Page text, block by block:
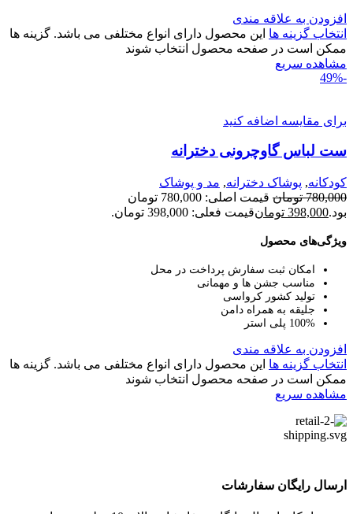
افزودن به علاقه مندی
انتخاب گزینه ها این محصول دارای انواع مختلفی می باشد. گزینه ها
ممکن است در صفحه محصول انتخاب شوند
مشاهده سریع
-49%
برای مقایسه اضافه کنید
ست لباس گاوچرونی دخترانه
کودکانه, پوشاک دخترانه, مد و پوشاک
780,000 تومان
قیمت اصلی: 780,000 تومان
بود.398,000 تومانقیمت فعلی: 398,000 تومان.
ویژگی‌های محصول
امکان ثبت سفارش پرداخت در محل
مناسب جشن ها و مهمانی
تولید کشور کرواسی
جلیقه به همراه دامن
100% پلی استر
افزودن به علاقه مندی
انتخاب گزینه ها این محصول دارای انواع مختلفی می باشد. گزینه ها
ممکن است در صفحه محصول انتخاب شوند
مشاهده سریع
ارسال رایگان سفارشات